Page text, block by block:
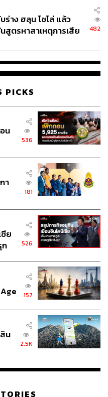
ดตัดในระยะสั้นได้เพียง
รต้องพิจารณาถึงผลกระ
ทำให้เกิดภาระในการ
วมถึงส่งผลกระทบต่อระยะ
วกในการเข้าถึงระบบ
จึงควรมุ่งเน้นไปที่การลด
นาการบริหารจัดการร่วม
ง มากกว่าการใช้วิธีลด
นการเข้าสู่เมือง
อุบัติเหตุ
309
AUTHOR
ร THE STANDARD
ร่าง ฮลุน โซโล่ แล้ว
สูตรหาสาเหตุการเสีย
482
PICKS
น
536
า
181
ย
ก
526
157
น
2.5K